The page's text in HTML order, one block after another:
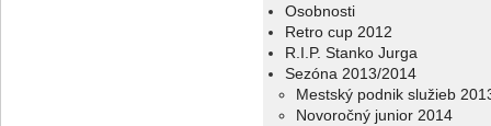
Osobnosti
Retro cup 2012
R.I.P. Stanko Jurga
Sezóna 2013/2014
Mestský podnik služieb
Novoročný junior 2014